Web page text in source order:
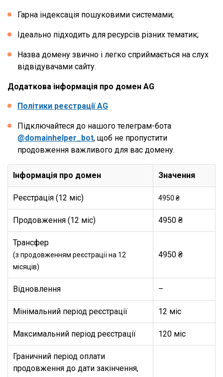
Гарна індексація пошуковими системами;
Ідеально підходить для ресурсів різних тематик;
Назва домену звично і легко сприймається на слух
відвідувачами сайту.
Додаткова інформація про домен AG
Політики реєстрації AG
Підключайтеся до нашого телеграм-бота
@domainhelper_bot, щоб не пропустити
продовження важливого для вас домену.
Інформація про домен Значення
Реєстрація (12 міс) 4950 ₴
Продовження (12 міс) 4950 ₴
Трансфер
(з продовженням реєстрації на 12
місяців)
4950 ₴
Відновлення –
Мінімальний період реєстрації 12 міс
Максимальний період реєстрації 120 міс
Граничний період оплати
продовження до дати закінчення,